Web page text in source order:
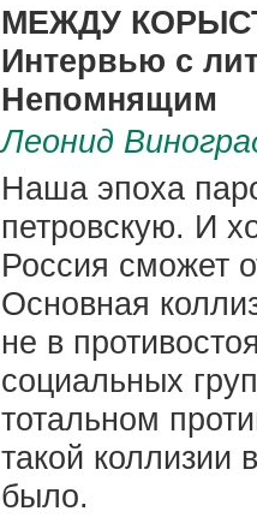
МЕЖДУ
Интервью с
Непомнящим
Леонид
Наша эпоха
петровскую. И
Россия сможет
Основная
не в
социальных
тотальном
такой коллизии
было.